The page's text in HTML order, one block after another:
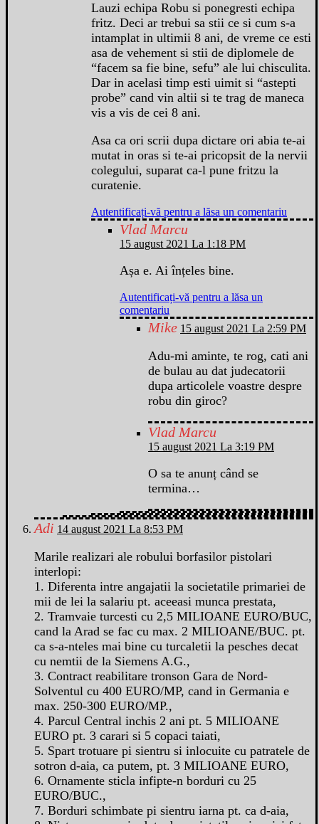
Lauzi echipa Robu si ponegresti echipa
fritz. Deci ar trebui sa stii ce si cum s-a
intamplat in ultimii 8 ani, de vreme ce esti
asa de vehement si stii de diplomele de
“facem sa fie bine, sefu” ale lui chisculita.
Dar in acelasi timp esti uimit si “astepti
probe” cand vin altii si te trag de maneca
vis a vis de cei 8 ani.
Asa ca ori scrii dupa dictare ori abia te-ai
mutat in oras si te-ai pricopsit de la nervii
colegului, suparat ca-l pune fritzu la
curatenie.
Autentificați-vă pentru a lăsa un comentariu
Vlad Marcu
15 august 2021 La 1:18 PM
Așa e. Ai înțeles bine.
Autentificați-vă pentru a lăsa un
comentariu
Mike 15 august 2021 La 2:59 PM
Adu-mi aminte, te rog, cati ani
de bulau au dat judecatorii
dupa articolele voastre despre
robu din giroc?
Vlad Marcu
15 august 2021 La 3:19 PM
O sa te anunț când se
termina…
Adi 14 august 2021 La 8:53 PM
Marile realizari ale robului borfasilor pistolari
interlopi:
1. Diferenta intre angajatii la societatile primariei de
mii de lei la salariu pt. aceeasi munca prestata,
2. Tramvaie turcesti cu 2,5 MILIOANE EURO/BUC,
cand la Arad se fac cu max. 2 MILIOANE/BUC. pt.
ca s-a-nteles mai bine cu turcaletii la pesches decat
cu nemtii de la Siemens A.G.,
3. Contract reabilitare tronson Gara de Nord-
Solventul cu 400 EURO/MP, cand in Germania e
max. 250-300 EURO/MP.,
4. Parcul Central inchis 2 ani pt. 5 MILIOANE
EURO pt. 3 carari si 5 copaci taiati,
5. Spart trotuare pi sientru si inlocuite cu patratele de
sotron d-aia, ca putem, pt. 3 MILIOANE EURO,
6. Ornamente sticla infipte-n borduri cu 25
EURO/BUC.,
7. Borduri schimbate pi sientru iarna pt. ca d-aia,